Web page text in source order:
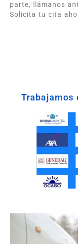
parte, llámanos
Solicita tu cita
Trabajamos